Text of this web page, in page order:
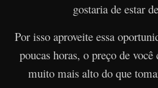
gostaria de estar
Por isso aproveite essa
poucas horas, o preço de
muito mais alto do que